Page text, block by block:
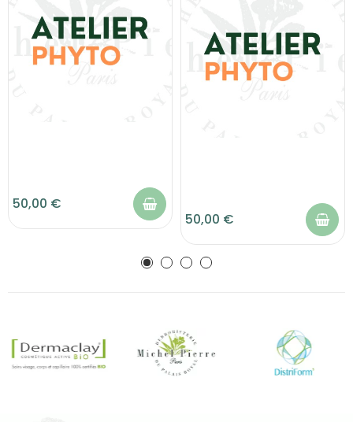
50,00 €
50,00 €